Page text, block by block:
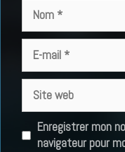
mail
web
Enregistrer mon
navigateur pour